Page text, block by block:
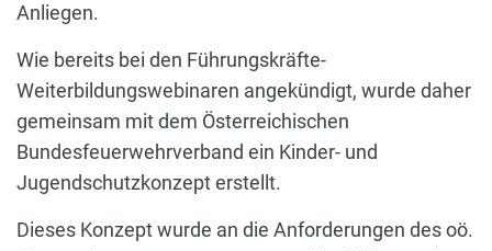
Anliegen.
Wie bereits bei den Führungskräfte-
Weiterbildungswebinaren angekündigt, wurde daher
gemeinsam mit dem Österreichischen
Bundesfeuerwehrverband ein Kinder- und
Jugendschutzkonzept erstellt.
Dieses Konzept wurde an die Anforderungen des oö.